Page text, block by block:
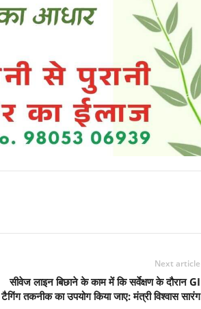
Next article
सीवेज लाइन बिछाने के काम में कि सर्वेक्षण के दौरान GI
टैगिंग तकनीक का उपयोग किया जाए: मंत्री विश्वास सारंग